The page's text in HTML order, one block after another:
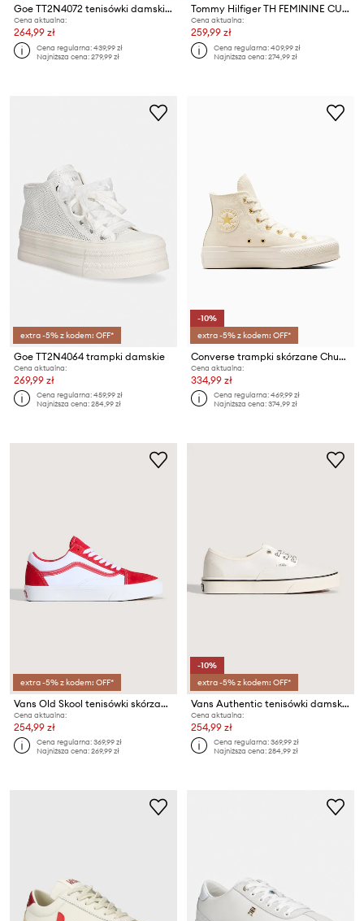
Goe TT2N4072 tenisówki damskie skórzane
Cena aktualna:
264,99 zł
Cena regularna:439,99 zł
Najniższa cena:279,99 zł
Tommy Hilfiger TH FEMININE CUPSOLE LEATHER tenisówki damskie
Cena aktualna:
259,99 zł
Cena regularna:409,99 zł
Najniższa cena:274,99 zł
extra -5% z kodem: OFF*
Goe TT2N4064 trampki damskie
Cena aktualna:
269,99 zł
Cena regularna:459,99 zł
Najniższa cena:284,99 zł
-10%
extra -5% z kodem: OFF*
Converse trampki skórzane Chuck Taylor All Star Lift
Cena aktualna:
334,99 zł
Cena regularna:469,99 zł
Najniższa cena:374,99 zł
extra -5% z kodem: OFF*
Vans Old Skool tenisówki skórzane
Cena aktualna:
254,99 zł
Cena regularna:369,99 zł
Najniższa cena:269,99 zł
-10%
extra -5% z kodem: OFF*
Vans Authentic tenisówki damskie
Cena aktualna:
254,99 zł
Cena regularna:369,99 zł
Najniższa cena:284,99 zł